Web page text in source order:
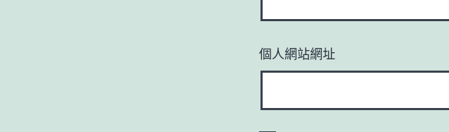
個人網站網址